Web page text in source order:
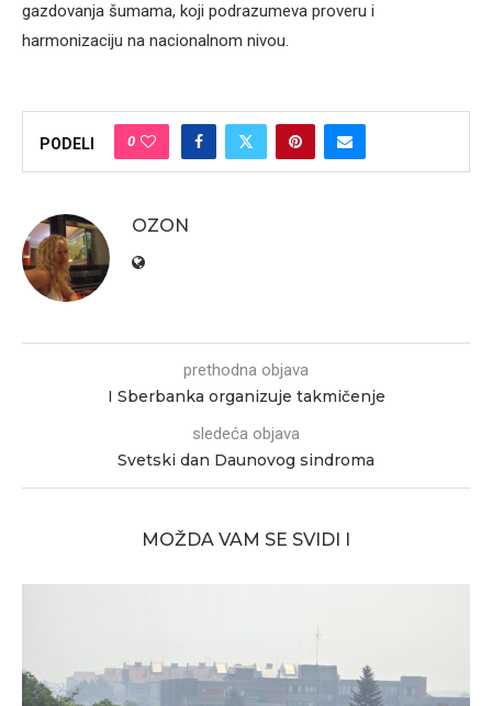
gazdovanja šumama, koji podrazumeva proveru i
harmonizaciju na nacionalnom nivou.
PODELI 0
OZON
prethodna objava
I Sberbanka organizuje takmičenje
sledeća objava
Svetski dan Daunovog sindroma
MOŽDA VAM SE SVIDI I